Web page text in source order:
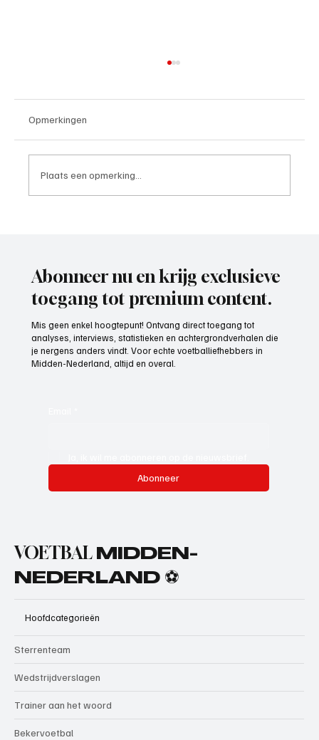
Opmerkingen
Plaats een opmerking...
Abonneer nu en krijg exclusieve
toegang tot premium content.
Mis geen enkel hoogtepunt! Ontvang direct toegang tot
analyses, interviews, statistieken en achtergrondverhalen die
je nergens anders vindt. Voor echte voetballiefhebbers in
Midden-Nederland, altijd en overal.
Abonneer
VOETBAL MIDDEN-
NEDERLAND ⚽
Hoofdcategorieën
Sterrenteam
Wedstrijdverslagen
Trainer aan het woord
Bekervoetbal